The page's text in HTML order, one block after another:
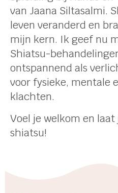
van Jaana Siltasalmi.
leven veranderd en
mijn kern. Ik geef nu
Shiatsu-
ontspannend als
voor fysieke, mentale
klachten.
Voel je welkom en
shiatsu!